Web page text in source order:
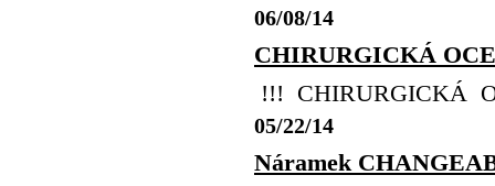
06/08/14
CHIRURGICKÁ
!!! CHIRURGICKÁ
05/22/14
Náramek